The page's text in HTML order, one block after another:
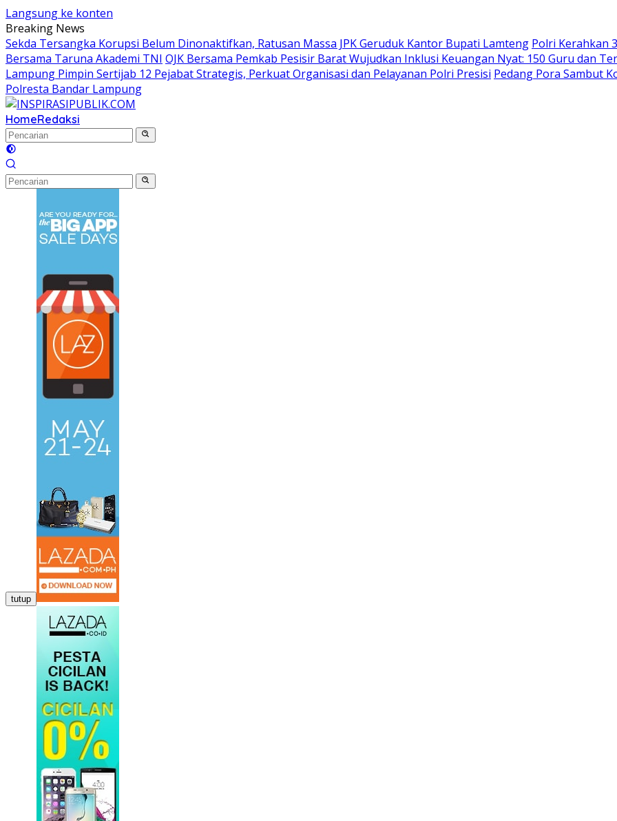
Langsung ke konten
Breaking News
Sekda Tersangka Korupsi Belum Dinonaktifkan, Ratusan Massa JPK Geruduk Kantor Bupati Lamteng Polri Kerahkan
Bersama Taruna Akademi TNI OJK Bersama Pemkab Pesisir Barat Wujudkan Inklusi Keuangan Nyat: 150 Guru dan
Lampung Pimpin Sertijab 12 Pejabat Strategis, Perkuat Organisasi dan Pelayanan Polri Presisi Pedang Pora Sambut
Polresta Bandar Lampung
HomeRedaksi
tutup